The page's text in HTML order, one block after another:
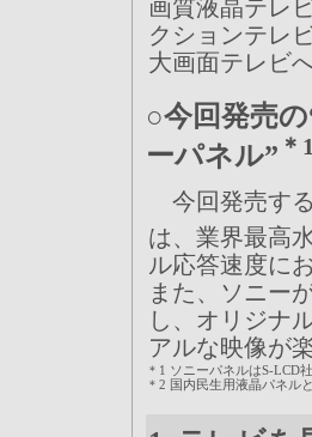
画質液晶テレ
クションテレ
大画面テレビ
○今回発売
ーパネル” ＊1
今回発売す
は、業界最高
ル応答速度に
また、ソニー
し、オリジナ
アルな映像が
＊1 ソニーパネルはS-LCD
＊2 国内民生用液晶パネル